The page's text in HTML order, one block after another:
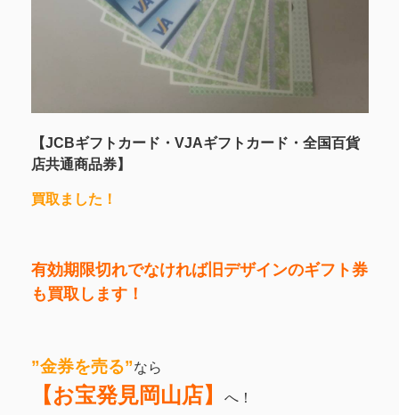
【JCBギフトカード・VJAギフトカード・全国百貨
店共通商品券】
買取ました！
有効期限切れでなければ旧デザインのギフト券
も買取します！
”金券を売る”なら
【お宝発見岡山店】 へ！